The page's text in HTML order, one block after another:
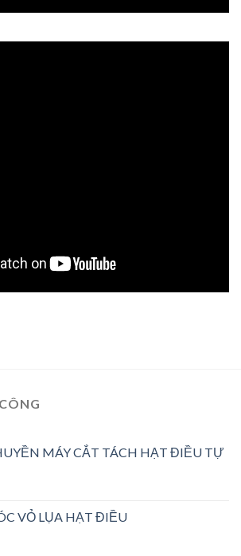
MÁY CẮT TÁCH HẠT ĐIỀU TỰ
VỎ LỤA HẠT ĐIỀU